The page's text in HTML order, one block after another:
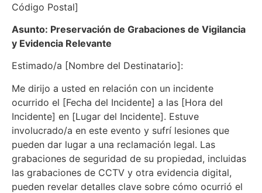
Código Postal]
Asunto: Preservación de Grabaciones de Vigilancia
y Evidencia Relevante
Estimado/a [Nombre del Destinatario]:
Me dirijo a usted en relación con un incidente
ocurrido el [Fecha del Incidente] a las [Hora del
Incidente] en [Lugar del Incidente]. Estuve
involucrado/a en este evento y sufrí lesiones que
pueden dar lugar a una reclamación legal. Las
grabaciones de seguridad de su propiedad, incluidas
las grabaciones de CCTV y otra evidencia digital,
pueden revelar detalles clave sobre cómo ocurrió el